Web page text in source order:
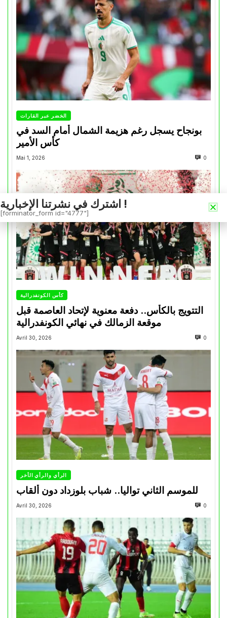
الخضر عبر القارات
بونجاح يسجل رغم هزيمة الشمال أمام السد في
كأس الأمير
Mai 1, 2026 0
كأس الكونفدرالية
التتويج بالكأس.. دفعة معنوية لإتحاد العاصمة قبل
موقعة الزمالك في نهائي الكونفدرالية
Avril 30, 2026 0
الرأي والرأي الأخر
للموسم الثاني تواليا.. شباب بلوزداد دون ألقاب
Avril 30, 2026 0
اشترك في نشرتنا الإخبارية !
[forminator_form id="4777"]